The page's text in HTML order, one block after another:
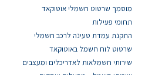
מוסמך שרטוט חשמלי אוטוקאד
תחומי פעילות
התקנת עמדת טעינה לרכב חשמלי
שרטוט לוח חשמל באוטוקאד
שירותי חשמלאות לאדריכלים ומעצבים